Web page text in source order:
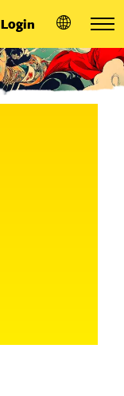
Login